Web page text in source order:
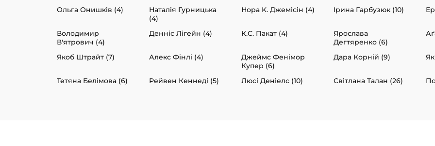
Ольга Онишків (4)
Наталія Гурницька
(4)
Нора K. Джемісін (4) Ірина Гарбузюк (10)
Володимир
В'ятрович (4)
Денніс Лігейн (4) К.С. Пакат (4)
Ярослава
Дегтяренко (6)
Якоб Штрайт (7) Алекс Фінлі (4)
Джеймс Фенімор
Купер (6)
Дара Корній (9)
Тетяна Белімова (6) Рейвен Кеннеді (5) Люсі Деніелс (10) Світлана Талан (26)